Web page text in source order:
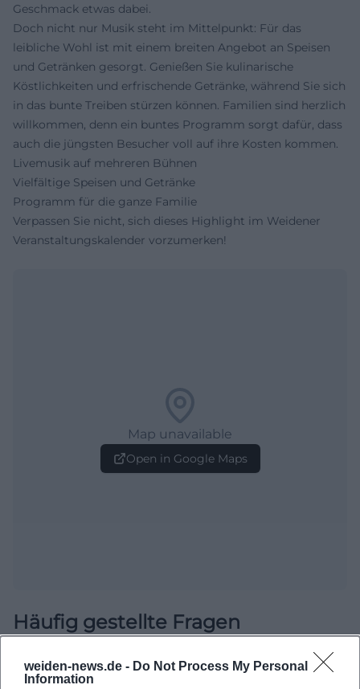
weiden-news.de - Do Not Process My Personal
Information
Geschmack etwas dabei.
Doch nicht nur Musik steht im Mittelpunkt: Für das
leibliche Wohl ist mit einem breiten Angebot an Speisen
und Getränken gesorgt. Genießen Sie kulinarische
Köstlichkeiten und erfrischende Getränke, während Sie sich
in das bunte Treiben stürzen können. Familien sind herzlich
willkommen, denn ein buntes Programm sorgt dafür, dass
auch die jüngsten Besucher voll auf ihre Kosten kommen.
Livemusik auf mehreren Bühnen
Vielfältige Speisen und Getränke
Programm für die ganze Familie
Verpassen Sie nicht, sich dieses Highlight im Weidener
Veranstaltungskalender vorzumerken!
Map unavailable
Open in Google Maps
Häufig gestellte Fragen
Wann findet das Bürgerfest statt?